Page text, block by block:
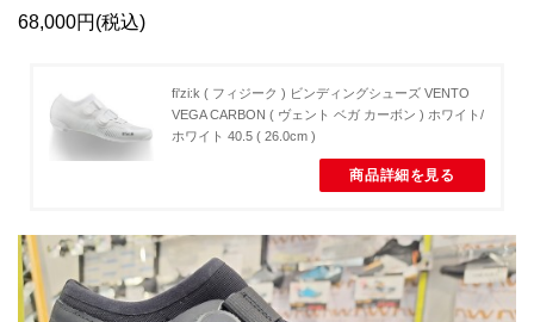
68,000円(税込)
fi'zi:k ( フィジーク ) ビンディングシューズ VENTO
VEGA CARBON ( ヴェント ベガ カーボン ) ホワイト/
ホワイト 40.5 ( 26.0cm )
商品詳細を見る